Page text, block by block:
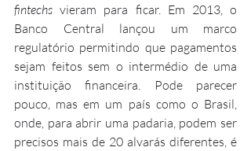
fintechs vieram para ficar. Em 2013, o
Banco Central lançou um marco
regulatório permitindo que pagamentos
sejam feitos sem o intermédio de uma
instituição financeira. Pode parecer
pouco, mas em um país como o Brasil,
onde, para abrir uma padaria, podem ser
precisos mais de 20 alvarás diferentes, é